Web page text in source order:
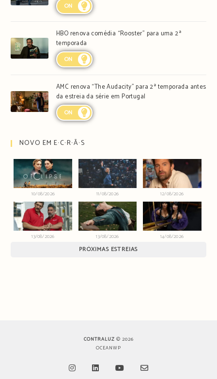
ON
HBO renova comédia “Rooster” para uma 2ª
temporada
ON
AMC renova “The Audacity” para 2ª temporada antes
da estreia da série em Portugal
ON
NOVO EM E∙C∙R∙Ã∙S
10/08/2026 11/08/2026 12/08/2026
13/08/2026 13/08/2026 14/08/2026
PRÓXIMAS ESTREIAS
CONTRALUZ © 2026
OCEANWP